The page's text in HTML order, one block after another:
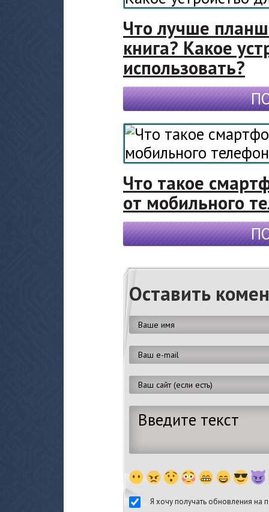
Что лучше
книга? Какое
использовать?
Что такое
от мобильного
Оставить
Я хочу получать обновления на